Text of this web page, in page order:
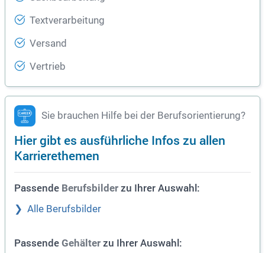
Textverarbeitung
Versand
Vertrieb
Sie brauchen Hilfe bei der Berufsorientierung?
Hier gibt es ausführliche Infos zu allen
Karrierethemen
Passende Berufsbilder zu Ihrer Auswahl:
Alle Berufsbilder
Passende Gehälter zu Ihrer Auswahl: